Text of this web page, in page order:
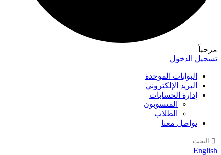
مرحباً
تسجيل الدخول
البوابات الموحدة
البريد الإلكتروني
إدارة الحسابات
المنسوبون
الطلاب
تواصل معنا
English